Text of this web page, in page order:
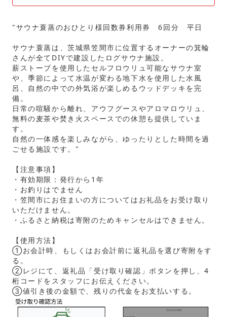
"サウナ蓑蒸のおひとり様回数券利用券 6回分 平日
サウナ蓑蒸は、茨城県笠間市に位置するオーナーの箕輪
さんが全てDIYで建設したログサウナ施設。
薪ストーブを使用したセルフロウリュ可能なサウナ室
や、季節によって水温が変わる地下水を使用した水風
呂、自然の中での外気浴が楽しめるウッドデッキを完
備。
日常の喧騒から離れ、アウフグースやアロマロウリュ、
無料の麦茶や焚き火スペースでの休憩も提供していま
す。
自然の一体感を楽しみながら、ゆったりとした時間を過
ごせる施設です。"
【注意事項】
・有効期限：発行から1年
・お釣りはでません
・笠間市にお住まいの方についてはお礼品をお受け取り
いただけません。
・ふるさと納税は寄附のためキャンセルはできません。
【使用方法】
①お会計時、もしくはお会計前に返礼品を選び寄附をす
る。
②レジにて、返礼品「受け取り確認」ボタンを押し、4
桁コードをスタッフにお伝えください。
③値引き後の金額で、残りの代金をお支払いする。